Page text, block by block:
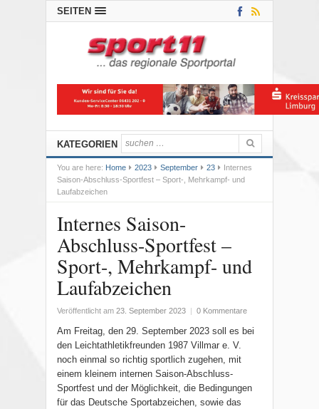
SEITEN
KATEGORIEN
You are here: Home 2023 September 23
Internes
Saison-Abschluss-Sportfest – Sport-, Mehrkampf- und
Laufabzeichen
Internes Saison-
Abschluss-Sportfest –
Sport-, Mehrkampf- und
Laufabzeichen
Veröffentlicht am 23. September 2023 0 Kommentare
Am Freitag, den 29. September 2023 soll es bei
den Leichtathletikfreunden 1987 Villmar e. V.
noch einmal so richtig sportlich zugehen, mit
einem kleinem internen Saison-Abschluss-
Sportfest und der Möglichkeit, die Bedingungen
für das Deutsche Sportabzeichen, sowie das